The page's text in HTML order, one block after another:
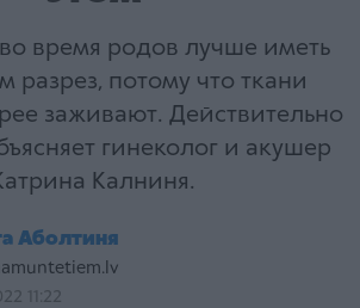
во время родов лучше иметь
разрез, потому что ткани
заживают. Действительно
гинеколог и акушер
Калниня.
Аболтиня
11:22